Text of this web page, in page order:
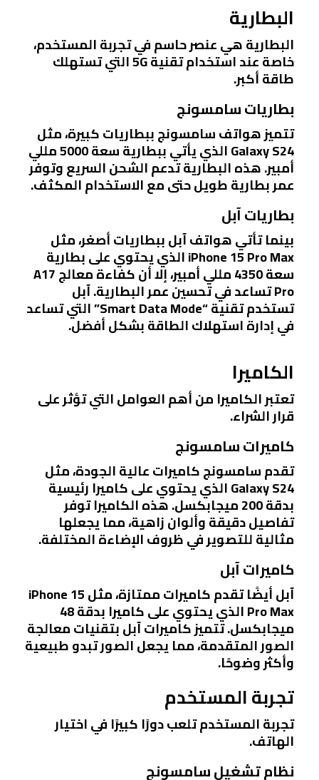
البطارية
البطارية هي عنصر حاسم في تجربة المستخدم،
خاصة عند استخدام تقنية 5G التي تستهلك
طاقة أكبر.
بطاريات سامسونج
تتميز هواتف سامسونج ببطاريات كبيرة، مثل
Galaxy S24 الذي يأتي ببطارية سعة 5000 مللي
أمبير. هذه البطارية تدعم الشحن السريع وتوفر
عمر بطارية طويل حتى مع الاستخدام المكثف.
بطاريات آبل
بينما تأتي هواتف آبل ببطاريات أصغر، مثل
iPhone 15 Pro Max الذي يحتوي على بطارية
سعة 4350 مللي أمبير، إلا أن كفاءة معالج A17
Pro تساعد في تحسين عمر البطارية. آبل
تستخدم تقنية “Smart Data Mode” التي تساعد
في إدارة استهلاك الطاقة بشكل أفضل.
الكاميرا
تعتبر الكاميرا من أهم العوامل التي تؤثر على
قرار الشراء.
كاميرات سامسونج
تقدم سامسونج كاميرات عالية الجودة، مثل
Galaxy S24 الذي يحتوي على كاميرا رئيسية
بدقة 200 ميجابكسل. هذه الكاميرا توفر
تفاصيل دقيقة وألوان زاهية، مما يجعلها
مثالية للتصوير في ظروف الإضاءة المختلفة.
كاميرات آبل
آبل أيضًا تقدم كاميرات ممتازة، مثل iPhone 15
Pro Max الذي يحتوي على كاميرا بدقة 48
ميجابكسل. تتميز كاميرات آبل بتقنيات معالجة
الصور المتقدمة، مما يجعل الصور تبدو طبيعية
وأكثر وضوحًا.
تجربة المستخدم
تجربة المستخدم تلعب دورًا كبيرًا في اختيار
الهاتف.
نظام تشغيل سامسونج